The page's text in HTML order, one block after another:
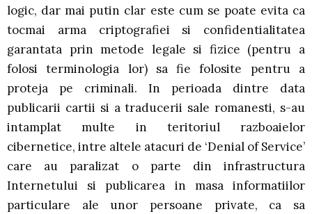
logic, dar mai putin clar este cum se poate evita ca
tocmai arma criptografiei si confidentialitatea
garantata prin metode legale si fizice (pentru a
folosi terminologia lor) sa fie folosite pentru a
proteja pe criminali. In perioada dintre data
publicarii cartii si a traducerii sale romanesti, s-au
intamplat multe in teritoriul razboaielor
cibernetice, intre altele atacuri de ‘Denial of Service’
care au paralizat o parte din infrastructura
Internetului si publicarea in masa informatiilor
particulare ale unor persoane private, ca sa